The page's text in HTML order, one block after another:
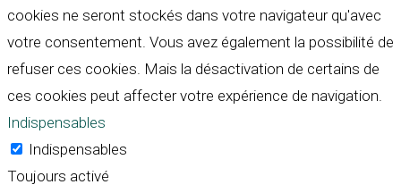
cookies ne seront stockés dans votre navigateur qu'avec
votre consentement. Vous avez également la possibilité de
refuser ces cookies. Mais la désactivation de certains de
ces cookies peut affecter votre expérience de navigation.
Indispensables
Indispensables
Toujours activé